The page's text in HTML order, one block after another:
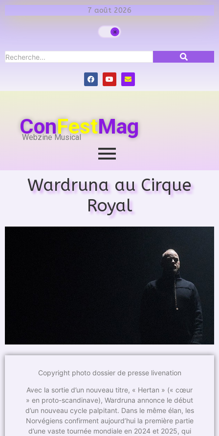
7 août 2026
ConFestMag
Webzine Musical
Wardruna au Cirque
Royal
Copyright photo dossier de presse livenation
Avec la sortie d’un nouveau titre, « Hertan » (« cœur
» en proto-scandinave), Wardruna annonce le début
d’un nouveau cycle palpitant. Dans le même élan, les
Norvégiens confirment aujourd’hui la première partie
d’une vaste tournée mondiale en 2024 et 2025, qui